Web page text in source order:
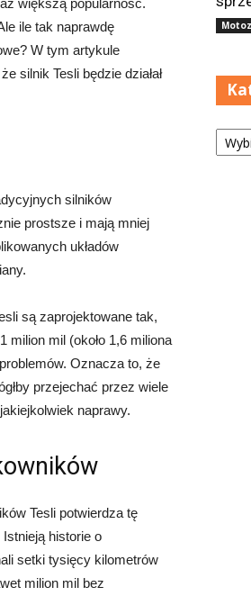
większą popularność.
ile tak naprawdę
W tym artykule
silnik Tesli będzie działał
silników
prostsze i mają mniej
układów
są zaprojektowane tak,
milion mil (około 1,6 miliona
Oznacza to, że
przejechać przez wiele
naprawy.
Tesli potwierdza tę
Istnieją historie o
setki tysięcy kilometrów
milion mil bez